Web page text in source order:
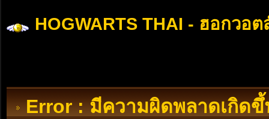
HOGWARTS THAI - ฮอกวอต
Error : มีความผิดพลาดเกิดขึ้